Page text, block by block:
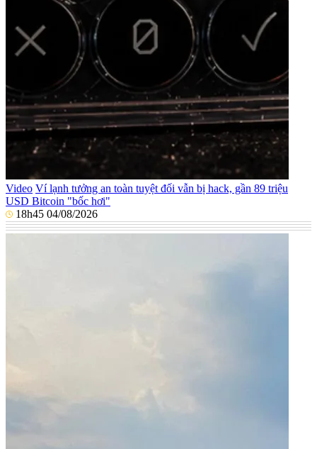
Video Ví lạnh tưởng an toàn tuyệt đối vẫn bị hack, gần 89 triệu
USD Bitcoin "bốc hơi"
18h45 04/08/2026